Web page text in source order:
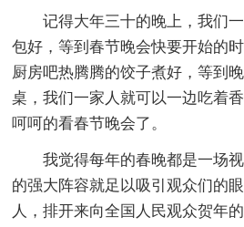
记得大年三十的晚上，我们
包好，等到春节晚会快要开始的
厨房吧热腾腾的饺子煮好，等到
桌，我们一家人就可以一边吃着
呵呵的看春节晚会了。
我觉得每年的春晚都是一场
的强大阵容就足以吸引观众们的
人，排开来向全国人民观众贺年